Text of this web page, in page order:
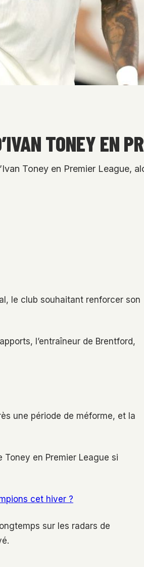
TONEY EN
Toney en Premier League,
le club souhaitant renforcer son
l’entraîneur de Brentford,
une période de méforme, et la
en Premier League si
cet hiver ?
sur les radars de